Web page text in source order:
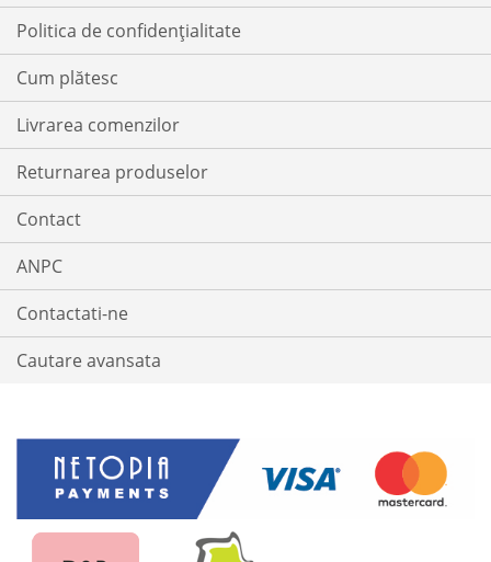
Politica de confidențialitate
Cum plătesc
Livrarea comenzilor
Returnarea produselor
Contact
ANPC
Contactati-ne
Cautare avansata